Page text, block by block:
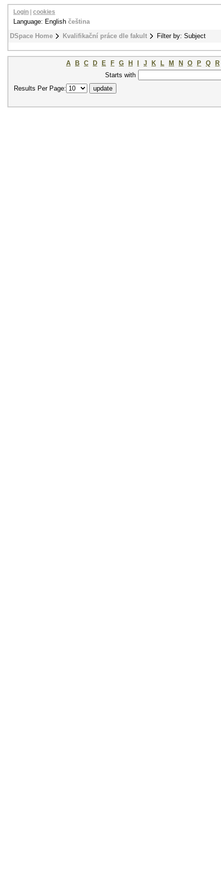
DSpace Home Kvalifikační práce dle fakult Filter by: Subject
Login cookies
Language: English čeština
A B C D E F G H J K L M N O P Q
R
Starts with
Results Per Page: